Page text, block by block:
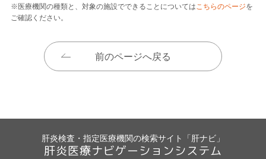
※医療機関の種類と、対象の施設でできることについてはこちらのページを
ご確認ください。
前のページへ戻る
肝炎検査・指定医療機関の検索サイト「肝ナビ」
肝炎医療ナビゲーションシステム